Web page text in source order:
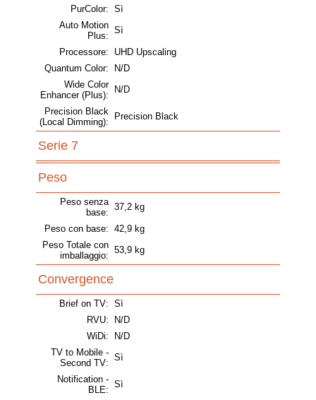
PurColor: Sì
Auto Motion
Plus:
Sì
Processore:
UHD Upscaling
Quantum Color:
N/D
Wide Color
Enhancer (Plus):
N/D
Precision Black
(Local Dimming):
Precision Black
Serie 7
Peso
Peso senza
base:
37,2 kg
Peso con base: 42,9 kg
Peso Totale con
imballaggio:
53,9 kg
Convergence
Brief on TV: Sì
RVU:
N/D
WiDi:
N/D
TV to Mobile -
Second TV:
Sì
Notification -
BLE:
Sì